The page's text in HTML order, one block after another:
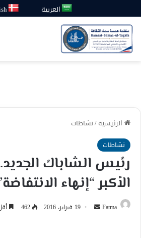
العربية
الرئيسية/نشاطات
نشاطات
رئيس الشاباك
الأكبر “إنهاء
Fatma
أرسل 19 فبراير، 2016 462